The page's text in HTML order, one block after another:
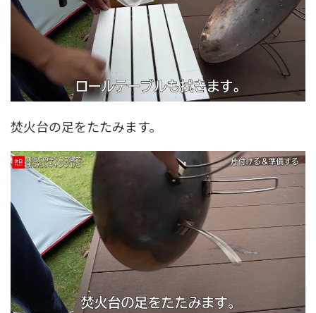
焚火台の足をたたみます。